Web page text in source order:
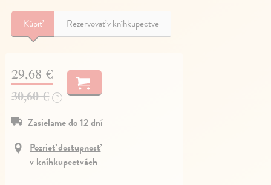
Kúpiť Rezervovať v kníhkupectve
29,68 €
30,60 € ?
Zasielame do 12 dní
Pozrieť dostupnosť
v kníhkupectvách